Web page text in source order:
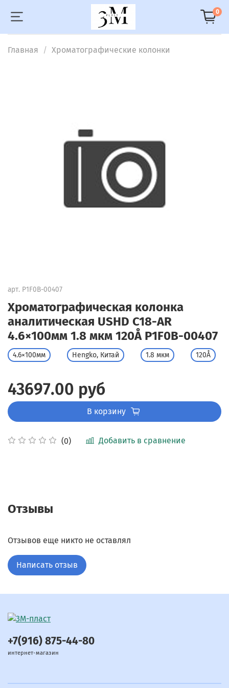
0
Главная Хроматографические колонки
арт. P1F0B-00407
Хроматографическая колонка
аналитическая USHD C18-AR
4.6×100мм 1.8 мкм 120Å P1F0B-00407
(0) Добавить в сравнение
4.6×100мм Hengko, Китай 1.8 мкм 120Å
43697.00 руб
В корзину
Отзывы
Отзывов еще никто не оставлял
Написать отзыв
+7(916) 875-44-80
интернет-магазин